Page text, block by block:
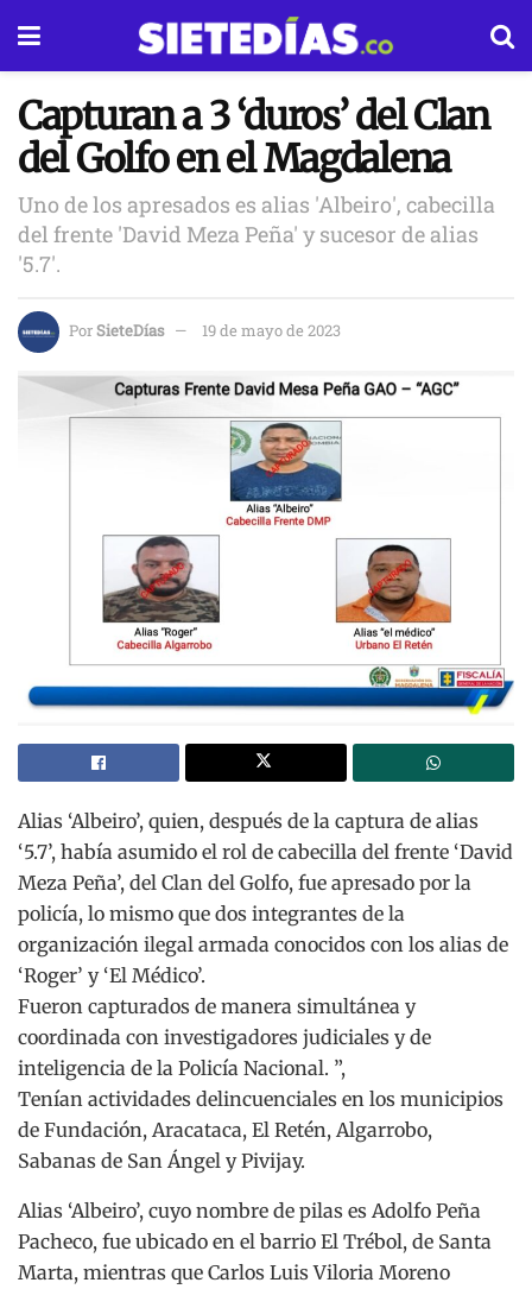
Capturan a 3 ‘duros’ del Clan
del Golfo en el Magdalena
Uno de los apresados es alias 'Albeiro', cabecilla
del frente 'David Meza Peña' y sucesor de alias
'5.7'.
PorSieteDías 19 de mayo de 2023
Alias ‘Albeiro’, quien, después de la captura de alias
‘5.7’, había asumido el rol de cabecilla del frente ‘David
Meza Peña’, del Clan del Golfo, fue apresado por la
policía, lo mismo que dos integrantes de la
organización ilegal armada conocidos con los alias de
‘Roger’ y ‘El Médico’.
Fueron capturados de manera simultánea y
coordinada con investigadores judiciales y de
inteligencia de la Policía Nacional. ”,
Tenían actividades delincuenciales en los municipios
de Fundación, Aracataca, El Retén, Algarrobo,
Sabanas de San Ángel y Pivijay.
Alias ‘Albeiro’, cuyo nombre de pilas es Adolfo Peña
Pacheco, fue ubicado en el barrio El Trébol, de Santa
Marta, mientras que Carlos Luis Viloria Moreno